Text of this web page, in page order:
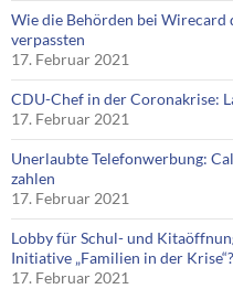
Wie die Behörden bei Wirecard
verpassten
17. Februar 2021
CDU-Chef in der Coronakrise:
17. Februar 2021
Unerlaubte Telefonwerbung:
zahlen
17. Februar 2021
Lobby für Schul- und
Initiative „Familien in der Krise“?
17. Februar 2021